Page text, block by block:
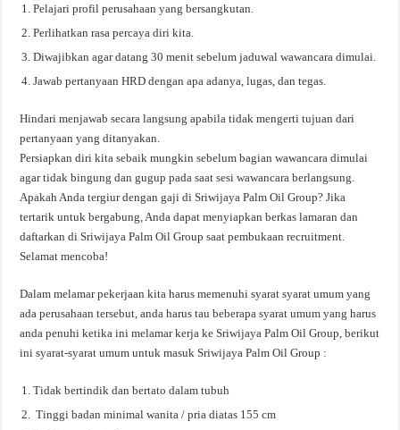
Pelajari profil perusahaan yang bersangkutan.
Perlihatkan rasa percaya diri kita.
Diwajibkan agar datang 30 menit sebelum jaduwal wawancara dimulai.
Jawab pertanyaan HRD dengan apa adanya, lugas, dan tegas.
Hindari menjawab secara langsung apabila tidak mengerti tujuan dari
pertanyaan yang ditanyakan.
Persiapkan diri kita sebaik mungkin sebelum bagian wawancara dimulai
agar tidak bingung dan gugup pada saat sesi wawancara berlangsung.
Apakah Anda tergiur dengan gaji di Sriwijaya Palm Oil Group? Jika
tertarik untuk bergabung, Anda dapat menyiapkan berkas lamaran dan
daftarkan di Sriwijaya Palm Oil Group saat pembukaan recruitment.
Selamat mencoba!
Dalam melamar pekerjaan kita harus memenuhi syarat syarat umum yang
ada perusahaan tersebut, anda harus tau beberapa syarat umum yang harus
anda penuhi ketika ini melamar kerja ke Sriwijaya Palm Oil Group, berikut
ini syarat-syarat umum untuk masuk Sriwijaya Palm Oil Group :
Tidak bertindik dan bertato dalam tubuh
Tinggi badan minimal wanita / pria diatas 155 cm